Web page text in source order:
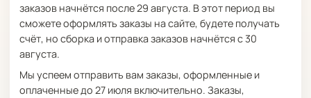
заказов начнётся после 29 августа. В этот период вы
сможете оформлять заказы на сайте, будете получать
счёт, но сборка и отправка заказов начнётся с 30
августа.
Мы успеем отправить вам заказы, оформленные и
оплаченные до 27 июля включительно. Заказы,